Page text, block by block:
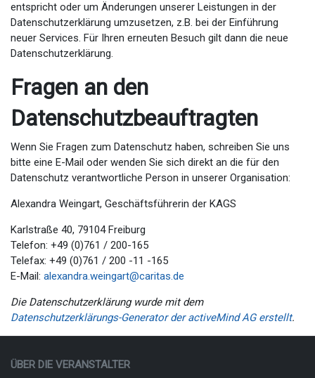
entspricht oder um Änderungen unserer Leistungen in der
Datenschutzerklärung umzusetzen, z.B. bei der Einführung
neuer Services. Für Ihren erneuten Besuch gilt dann die neue
Datenschutzerklärung.
Fragen an den
Datenschutzbeauftragten
Wenn Sie Fragen zum Datenschutz haben, schreiben Sie uns
bitte eine E-Mail oder wenden Sie sich direkt an die für den
Datenschutz verantwortliche Person in unserer Organisation:
Alexandra Weingart, Geschäftsführerin der KAGS
Karlstraße 40, 79104 Freiburg
Telefon: +49 (0)761 / 200-165
Telefax: +49 (0)761 / 200 -11 -165
E-Mail: alexandra.weingart@caritas.de
Die Datenschutzerklärung wurde mit dem
Datenschutzerklärungs-Generator der activeMind AG erstellt.
ÜBER DIE VERANSTALTER